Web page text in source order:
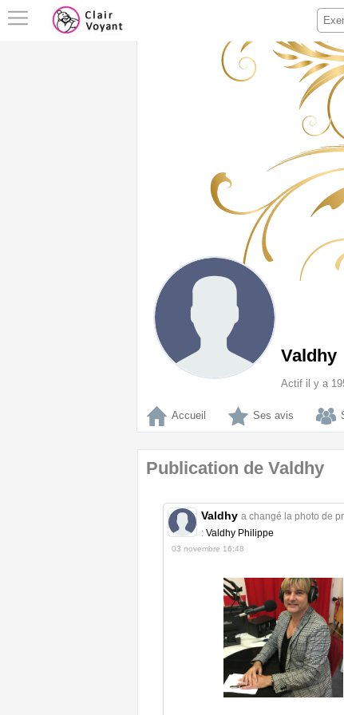
Valdhy
Actif il y a
Accueil Ses avis
Publication de Valdhy
Valdhy a changé la photo de
: Valdhy Philippe
03 novembre 16:48